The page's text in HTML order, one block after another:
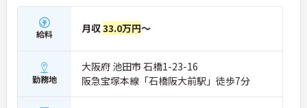
給料 月収33.0万円～
勤務地
大阪府 池田市 石橋1-23-16
阪急宝塚本線「石橋阪大前駅」徒歩7分